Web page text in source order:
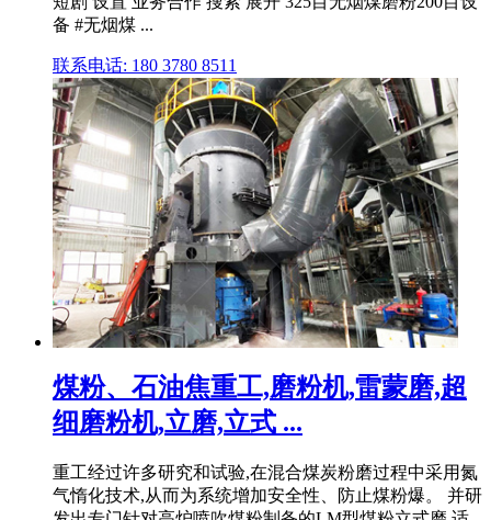
备 #无烟煤 ...
联系电话: 180 3780 8511
煤粉、石油焦重工,磨粉机,雷蒙磨,超
细磨粉机,立磨,立式 ...
重工经过许多研究和试验,在混合煤炭粉磨过程中采用氮
气惰化技术,从而为系统增加安全性、防止煤粉爆。 并研